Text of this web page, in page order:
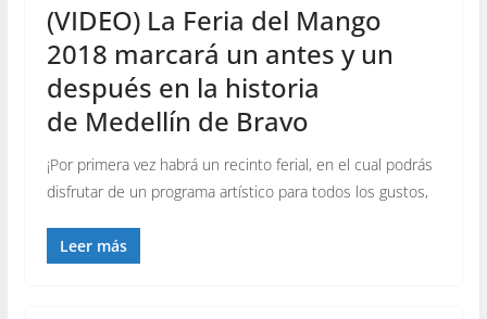
(VIDEO) La Feria del Mango
2018 marcará un antes y un
después en la historia
de Medellín de Bravo
¡Por primera vez habrá un recinto ferial, en el cual podrás
disfrutar de un programa artístico para todos los gustos,
Leer más